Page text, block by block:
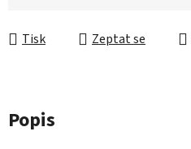
Tisk Zeptat se
Popis